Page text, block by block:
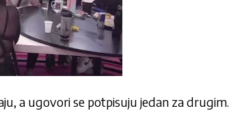
a ugovori se potpisuju jedan za drugim.